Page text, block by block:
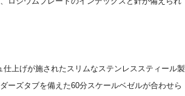
上げが施されたスリムなステンレススティール製
ーズタブを備えた60分スケールベゼルが合わせら